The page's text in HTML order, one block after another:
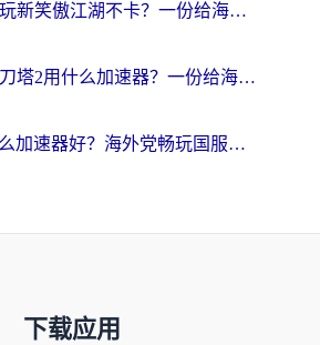
国外如何玩新笑傲江湖不卡？一份给海外游子的终极网络指南
在南非玩刀塔2用什么加速器？一份给海外游子的终极生存指南
Dive用什么加速器好？海外党畅玩国服游戏的终极避坑指南
下载应用